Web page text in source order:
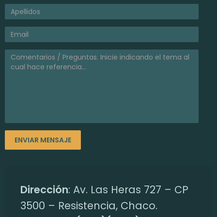
Dirección: Av. Las Heras 727 – CP
3500 – Resistencia, Chaco.